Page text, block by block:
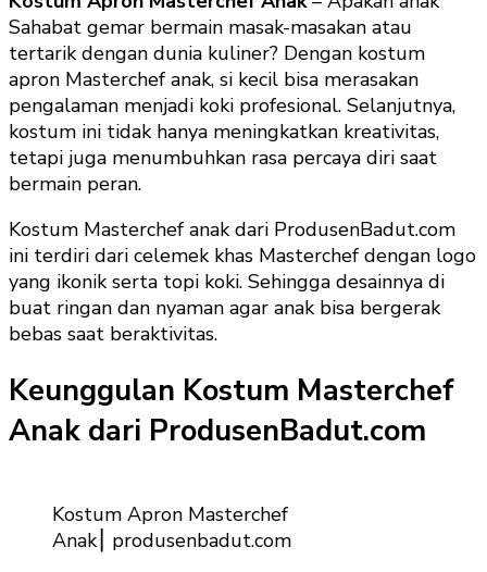
Sahabat gemar bermain masak-masakan atau
tertarik dengan dunia kuliner? Dengan kostum
apron Masterchef anak, si kecil bisa merasakan
pengalaman menjadi koki profesional. Selanjutnya,
kostum ini tidak hanya meningkatkan kreativitas,
tetapi juga menumbuhkan rasa percaya diri saat
bermain peran.
Kostum Masterchef anak dari ProdusenBadut.com
ini terdiri dari celemek khas Masterchef dengan logo
yang ikonik serta topi koki. Sehingga desainnya di
buat ringan dan nyaman agar anak bisa bergerak
bebas saat beraktivitas.
Keunggulan Kostum Masterchef
Anak dari ProdusenBadut.com
Kostum Apron Masterchef
Anak⎮ produsenbadut.com